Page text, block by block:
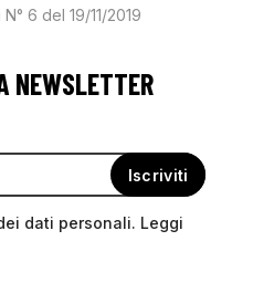
6 del 19/11/2019
NEWSLETTER
dati personali. Leggi